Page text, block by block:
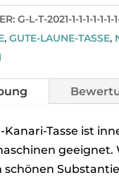
G-L-T-2021-1-1-1-1-1-1-
,GUTE-LAUNE-TASSE,
Kanari-Tasse ist
geeignet.
schönen